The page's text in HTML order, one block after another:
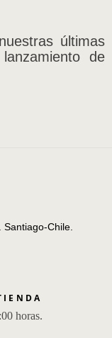
últimas
de
Chile.
horas.